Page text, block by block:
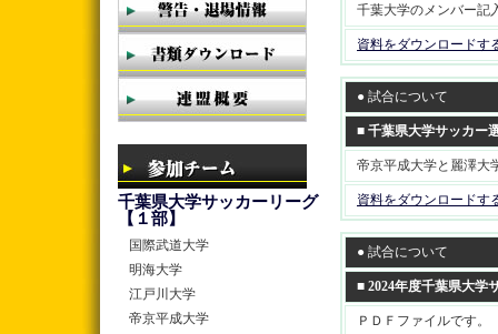
千葉県大学サッカーリーグ
【１部】
国際武道大学
明海大学
江戸川大学
帝京平成大学
千葉大学のメンバー記
資料をダウンロードす
● 試合について
■ 千葉県大学サッカー
帝京平成大学と麗澤大
資料をダウンロードす
● 試合について
■ 2024年度千葉県大学
ＰＤＦファイルです。